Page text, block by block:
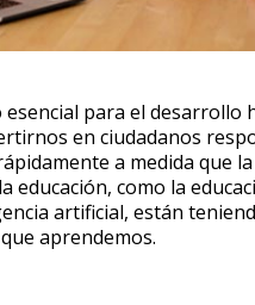
para el desarrollo
en ciudadanos
a medida que
educación, como la
artificial, están
aprendemos.